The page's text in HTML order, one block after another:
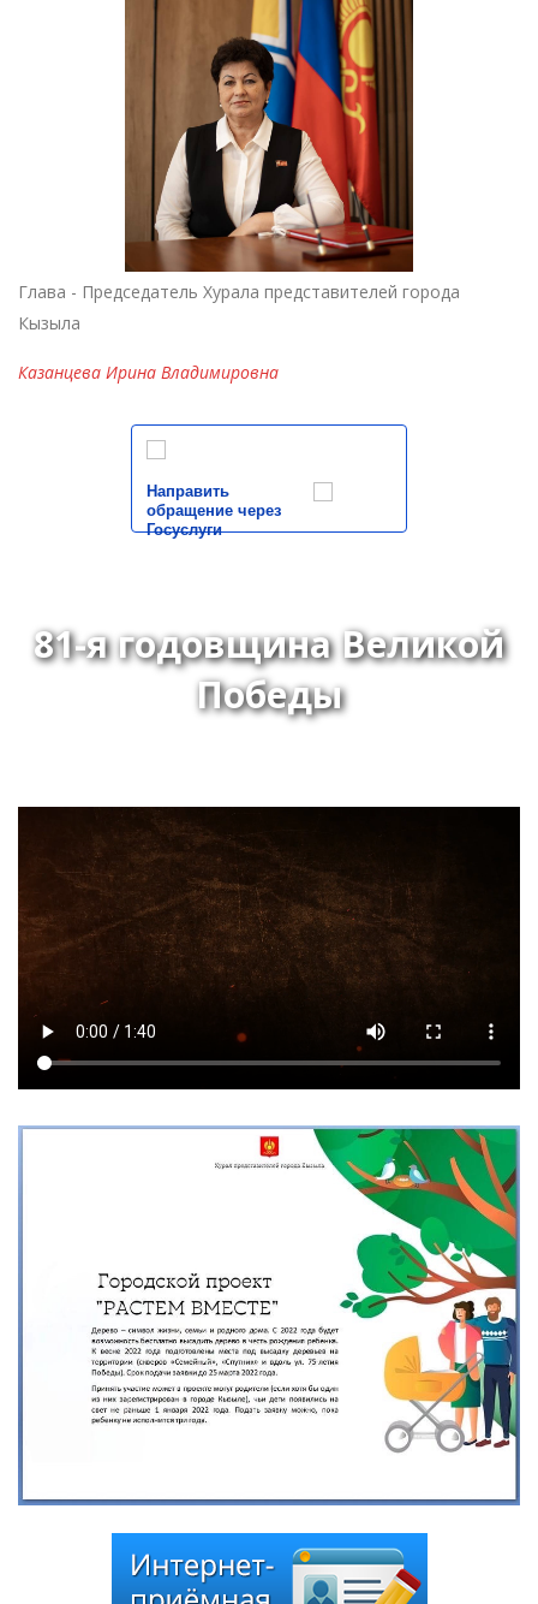
Глава - Председатель Хурала представителей города
Кызыла
Казанцева Ирина Владимировна
Направить
обращение через
Госуслуги
81-я годовщина Великой
Победы